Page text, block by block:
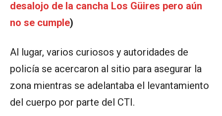
desalojo de la cancha Los Güires pero aún
no se cumple)
Al lugar, varios curiosos y autoridades de
policía se acercaron al sitio para asegurar la
zona mientras se adelantaba el levantamiento
del cuerpo por parte del CTI.